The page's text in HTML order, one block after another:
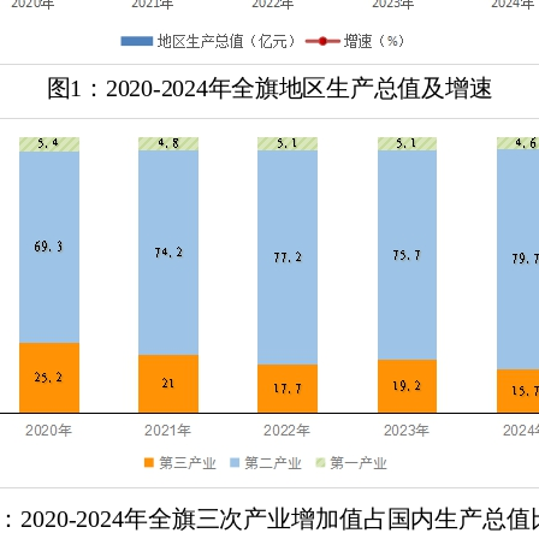
图1：2020-2024年全旗地区生产总值及增速
2020-2024年全旗三次产业增加值占国内生产总值